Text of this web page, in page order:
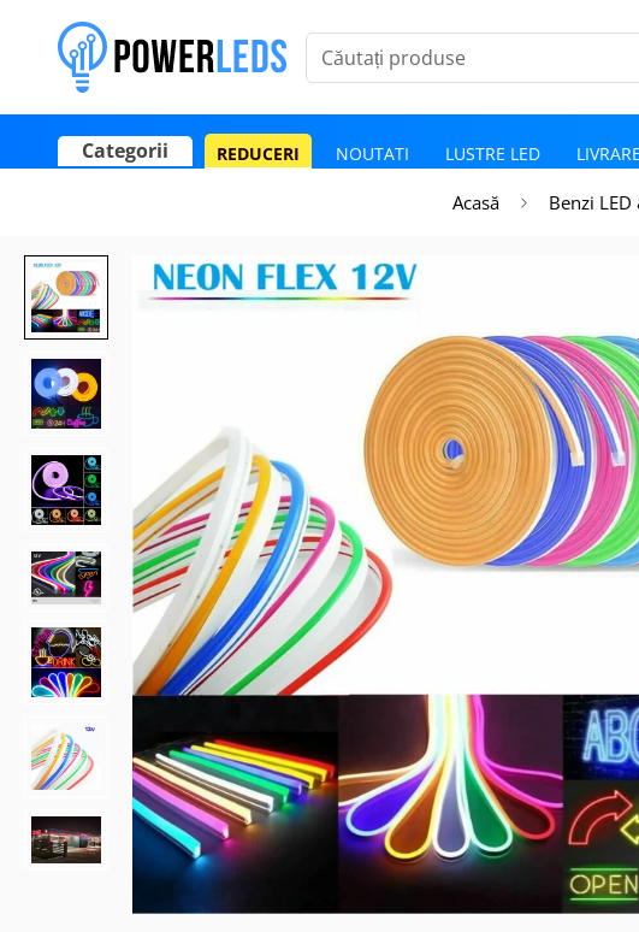
Căutați produse
Categorii REDUCERI NOUTATI LUSTRE LED
Acasă Benzi
Poate mai târziu Activează notificările